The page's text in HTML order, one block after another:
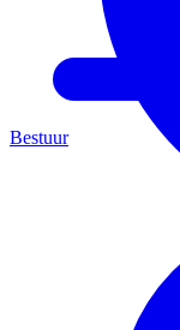
Bestuur